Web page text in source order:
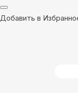
Добавить в